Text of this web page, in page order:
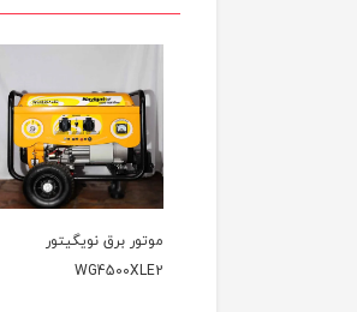
موتور برق المکس مدل
SH1200DX